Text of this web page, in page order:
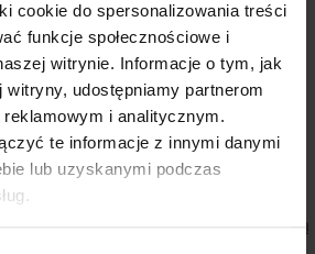
cookie do spersonalizowania treści
funkcje społecznościowe i
witrynie. Informacje o tym, jak
udostępniamy partnerom
reklamowym i analitycznym.
te informacje z innymi danymi
lub uzyskanymi podczas
że ich dzieci znajdują się w
i nauka
wodzie
chwila spędzona na obozie niosła
Program naszych wyjazdów
naukę zasad bezpieczeństwa nad wodą